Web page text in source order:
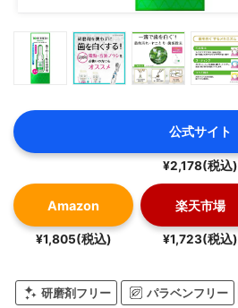
公式サイト
¥2,178(税込)
Amazon
¥1,805(税込)
楽天市場
¥1,723(税込)
研磨剤フリー パラベンフリー